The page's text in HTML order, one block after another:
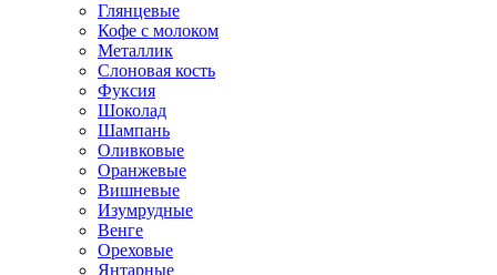
Глянцевые
Кофе с молоком
Металлик
Слоновая кость
Фуксия
Шоколад
Шампань
Оливковые
Оранжевые
Вишневые
Изумрудные
Венге
Ореховые
Янтарные